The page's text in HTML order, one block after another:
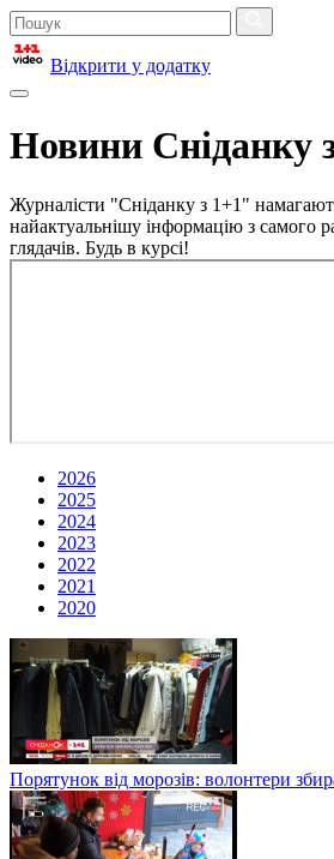
Відкрити у додатку
Новини Сніданку
Журналісти "Сніданку з 1+1"
найактуальнішу інформацію з самого
глядачів. Будь в курсі!
2026
2025
2024
2023
2022
2021
2020
Порятунок від морозів: волонтери